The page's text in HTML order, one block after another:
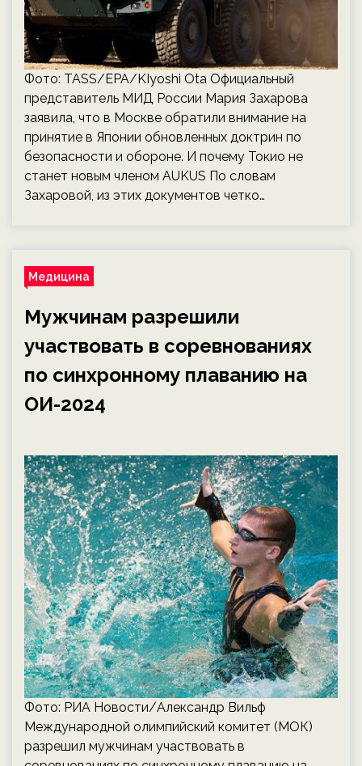
Фото: TASS/EPA/KIyoshi Ota Официальный
представитель МИД России Мария Захарова
заявила, что в Москве обратили внимание на
принятие в Японии обновленных доктрин по
безопасности и обороне. И почему Токио не
станет новым членом AUKUS По словам
Захаровой, из этих документов четко…
Медицина
Мужчинам разрешили
участвовать в соревнованиях
по синхронному плаванию на
ОИ-2024
Фото: РИА Новости/Александр Вильф
Международной олимпийский комитет (МОК)
разрешил мужчинам участвовать в